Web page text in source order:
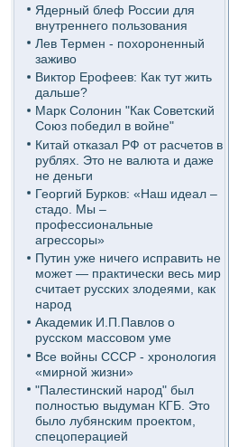
Ядерный блеф России для
внутреннего пользования
Лев Термен - похороненный
заживо
Виктор Ерофеев: Как тут жить
дальше?
Марк Солонин "Как Советский
Союз победил в войне"
Китай отказал РФ от расчетов в
рублях. Это не валюта и даже
не деньги
Георгий Бурков: «Наш идеал –
стадо. Мы –
профессиональные
агрессоры»
Путин уже ничего исправить не
может — практически весь мир
считает русских злодеями, как
народ
Академик И.П.Павлов о
русском массовом уме
Все войны СССР - хронология
«мирной жизни»
"Палестинский народ" был
полностью выдуман КГБ. Это
было лубянским проектом,
спецоперацией